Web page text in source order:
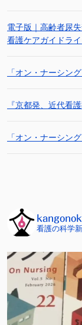
電子版｜高齢者尿
看護ケアガイドラ
「オン・ナーシン
『京都発、近代看
「オン・ナーシン
看護の科学